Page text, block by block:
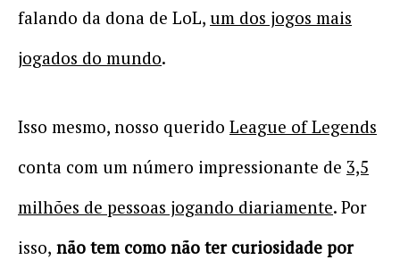
falando da dona de LoL, um dos jogos mais
jogados do mundo.
Isso mesmo, nosso querido League of Legends
conta com um número impressionante de 3,5
milhões de pessoas jogando diariamente. Por
isso, não tem como não ter curiosidade por